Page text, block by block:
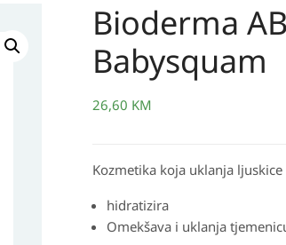
Bioderma
Babysquam
26,60 KM
Kozmetika koja uklanja
hidratizira
Omekšava i uklanja
Bioderma
ABCDerm
Babysquam